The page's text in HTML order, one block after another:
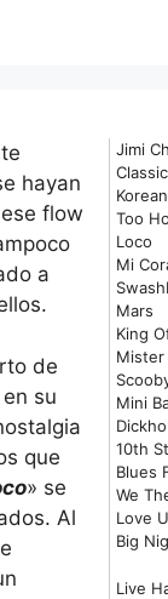
Jimi
Too
Loco
Mi
Mars
King
Mister
Mini
10th
Blues
We
Love
Big
Live
hayan
flow
a
de
su
que
» se
Al